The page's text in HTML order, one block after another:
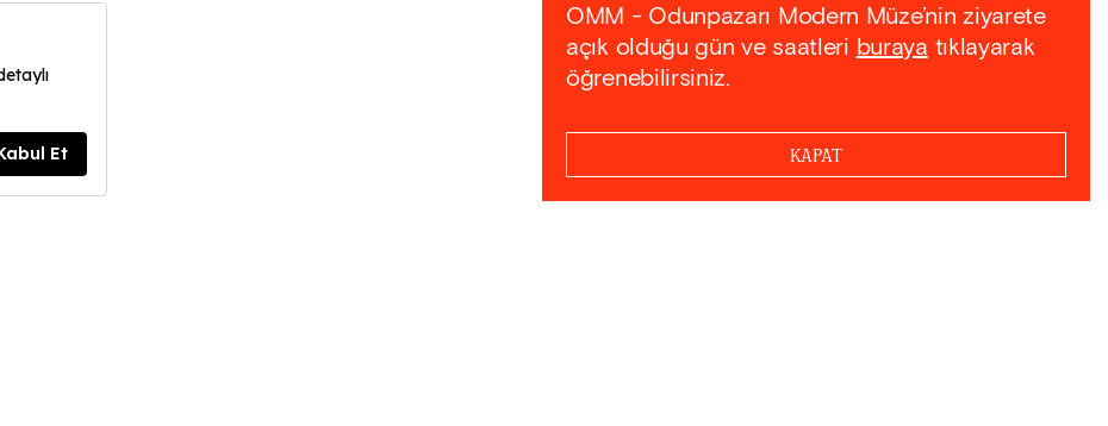
OMM - Odunpazarı Modern Müze’nin ziyarete
açık olduğu gün ve saatleri buraya tıklayarak
öğrenebilirsiniz.
KAPAT